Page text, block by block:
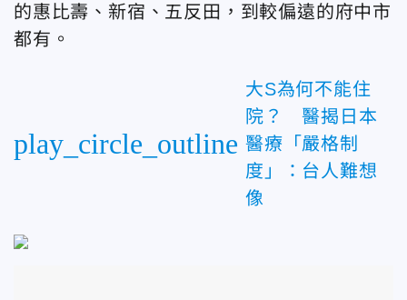
的惠比壽、新宿、五反田，到較偏遠的府中市
都有。
play_circle_outline
大S為何不能住
院？ 醫揭日本
醫療「嚴格制
度」：台人難想
像